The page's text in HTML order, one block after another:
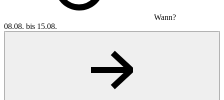
Wann?
08.08. bis 15.08.